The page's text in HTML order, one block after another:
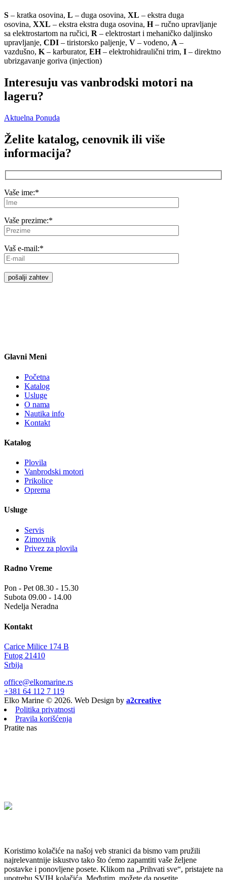
S – kratka osovina, L – duga osovina, XL – ekstra duga
osovina, XXL – ekstra ekstra duga osovina, H– ručno upravljanje
sa elektrostartom na ručici, R – elektrostart i mehaničko daljinsko
upravljanje, CDI – tiristorsko paljenje, V – vodeno, A –
vazdušno, K – karburator, EH– elektrohidraulični trim, I – direktno
ubrizgavanje goriva (injection)
Interesuju vas vanbrodski motori na
lageru?
Aktuelna Ponuda
Želite katalog, cenovnik ili više
informacija?
Vaše ime:*
Vaše prezime:*
Vaš e-mail:*
Glavni Meni
Početna
Katalog
Usluge
O nama
Nautika info
Kontakt
Katalog
Plovila
Vanbrodski motori
Prikolice
Oprema
Usluge
Servis
Zimovnik
Privez za plovila
Radno Vreme
Pon - Pet 08.30 - 15.30
Subota 09.00 - 14.00
Nedelja Neradna
Kontakt
Carice Milice 174 B
Futog 21410
Srbija
office@elkomarine.rs
+381 64 112 7 119
Elko Marine © 2026. Web Design by a2creative
Politika privatnosti
Pravila korišćenja
Pratite nas
Koristimo kolačiće na našoj veb stranici da bismo vam pružili
najrelevantnije iskustvo tako što ćemo zapamtiti vaše željene
postavke i ponovljene posete. Klikom na „Prihvati sve“, pristajete na
upotrebu SVIH kolačića. Međutim, možete da posetite